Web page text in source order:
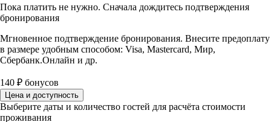
Пока платить не нужно. Сначала дождитесь подтверждения
бронирования
Мгновенное подтверждение бронирования. Внесите предоплату
в размере удобным способом: Visa, Mastercard, Мир,
Сбербанк.Онлайн и др.
140 ₽ бонусов
Цена и доступность
Выберите даты и количество гостей для расчёта стоимости
проживания